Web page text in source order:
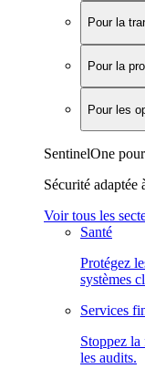
Pour la
Pour la
Pour les
SentinelOne
Sécurité adaptée
Voir tous les
Santé
Protégez
systèmes
Services
Stoppez la
les audits.